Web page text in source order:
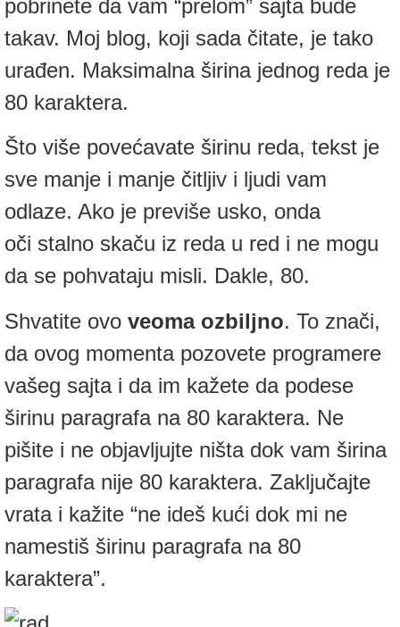
pobrinete da vam “prelom” sajta bude
takav. Moj blog, koji sada čitate, je tako
urađen. Maksimalna širina jednog reda je
80 karaktera.
Što više povećavate širinu reda, tekst je
sve manje i manje čitljiv i ljudi vam
odlaze. Ako je previše usko, onda
oči stalno skaču iz reda u red i ne mogu
da se pohvataju misli. Dakle, 80.
Shvatite ovo veoma ozbiljno. To znači,
da ovog momenta pozovete programere
vašeg sajta i da im kažete da podese
širinu paragrafa na 80 karaktera. Ne
pišite i ne objavljujte ništa dok vam širina
paragrafa nije 80 karaktera. Zaključajte
vrata i kažite “ne ideš kući dok mi ne
namestiš širinu paragrafa na 80
karaktera”.